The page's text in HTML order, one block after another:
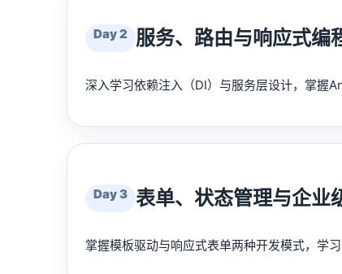
Day 2 服务、路由与响应式编
深入学习依赖注入（DI）与服务层设计，掌握
Day 3 表单、状态管理与企业
掌握模板驱动与响应式表单两种开发模式，学